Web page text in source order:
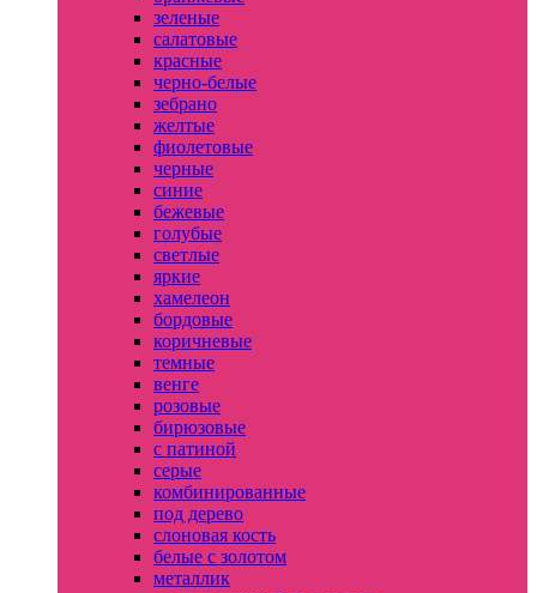
зеленые
салатовые
красные
черно-белые
зебрано
желтые
фиолетовые
черные
синие
бежевые
голубые
светлые
яркие
хамелеон
бордовые
коричневые
темные
венге
розовые
бирюзовые
с патиной
серые
комбинированные
под дерево
слоновая кость
белые с золотом
металлик